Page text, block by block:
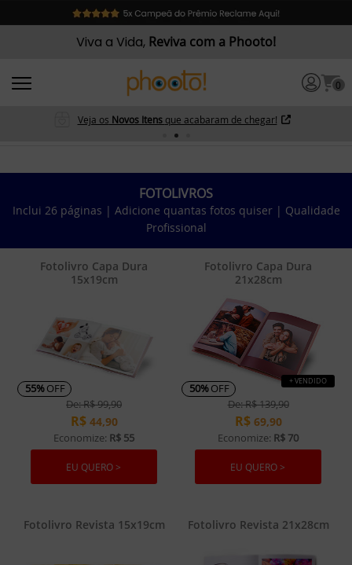
Viva a Vida, Reviva com a Phooto!
0
Veja os Novos Itens que acabaram de chegar!
FOTOLIVROS
Inclui 26 páginas | Adicione quantas fotos quiser | Qualidade
Profissional
Fotolivro Capa Dura
15x19cm
55%OFF
De: R$ 99,90
R$ 44,90
Economize: R$ 55
EU QUERO >
Fotolivro Capa Dura
21x28cm
50%OFF
+ VENDIDO
De: R$ 139,90
R$ 69,90
Economize: R$ 70
EU QUERO >
Fotolivro Revista 15x19cm Fotolivro Revista 21x28cm